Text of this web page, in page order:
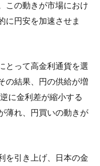
この動きが市場におけ
に円安を加速させま
とって高金利通貨を選
の結果、円の供給が増
逆に金利差が縮小する
薄れ、円買いの動きが
を引き上げ、日本の金